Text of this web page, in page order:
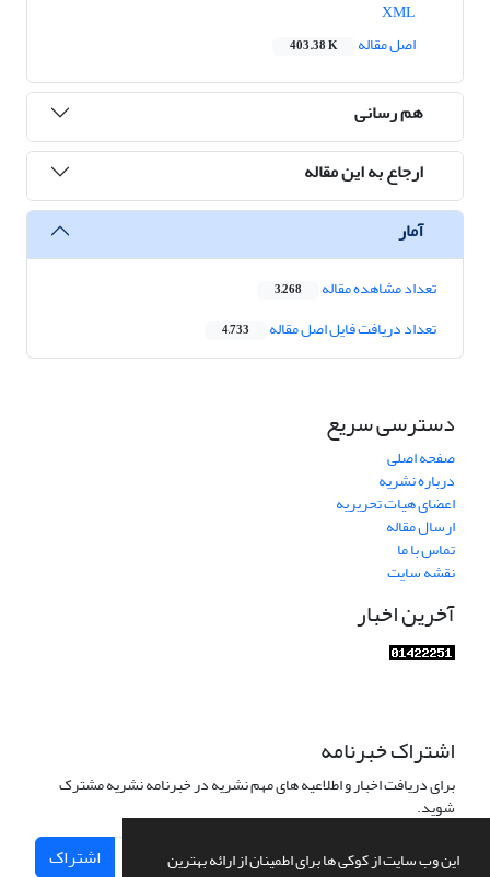
این وب سایت از کوکی ها برای اطمینان از ارائه بهترین
اصل مقاله
403.38 K
هم رسانی
ارجاع به این مقاله
آمار
تعداد مشاهده مقاله 3,268
تعداد دریافت فایل اصل مقاله 4,733
دسترسی سریع
صفحه اصلی
درباره نشریه
اعضای هیات تحریریه
ارسال مقاله
تماس با ما
نقشه سایت
آخرین اخبار
اشتراک خبرنامه
برای دریافت اخبار و اطلاعیه های مهم نشریه در خبرنامه نشریه مشترک
شوید.
اشتراک